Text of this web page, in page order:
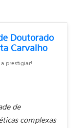
Doutorado
Carvalho
prestigiar!
de
complexas